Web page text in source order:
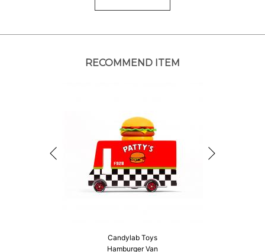
RECOMMEND ITEM
Candylab Toys
Hamburger Van